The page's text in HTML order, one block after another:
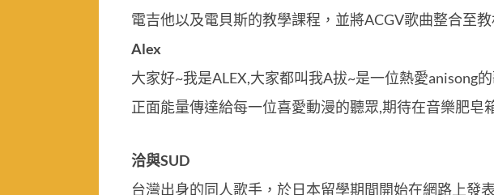
電吉他以及電貝斯的教學課程，並將ACGV歌曲整合至
Alex
大家好~我是ALEX,大家都叫我A拔~是一位熱愛anisong
正面能量傳達給每一位喜愛動漫的聽眾,期待在音樂肥皂
洽與SUD
台灣出身的同人歌手，於日本留學期間開始在網路上發